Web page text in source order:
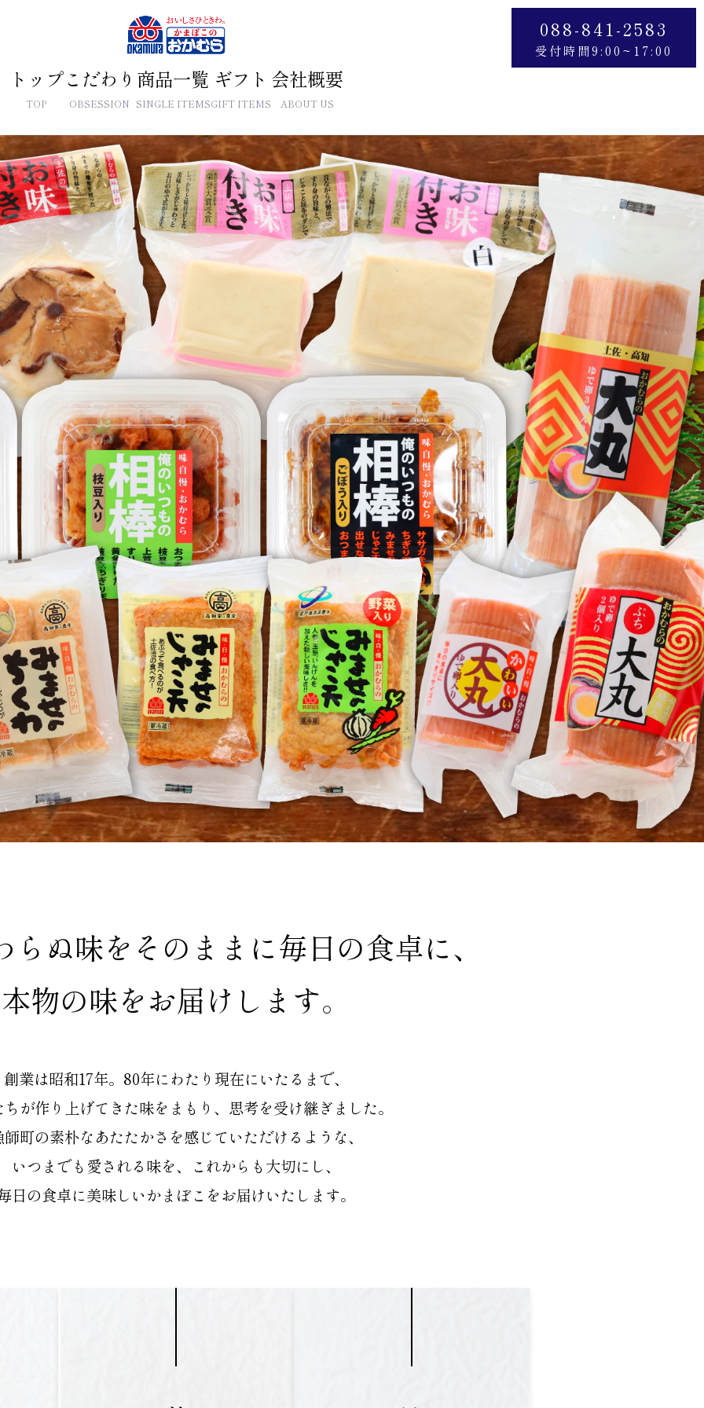
088-841-2583
受付時間9:00~17:00
トップ
TOP
こだわり
OBSESSION
商品一覧
SINGLE ITEMS
ギフト
GIFT ITEMS
会社概要
ABOUT US
らぬ味を そのままに毎日の食卓に、
本物の味をお届けします。
創業は昭和17年。80年にわたり現在にいたるまで、
が作り上げてきた味をまもり、思考を受け継ぎました。
町の素朴なあたたかさを感じていただけるような、
いつまでも愛される味を、これからも大切にし、
日の食卓に美味しいかまぼこをお届けいたします。